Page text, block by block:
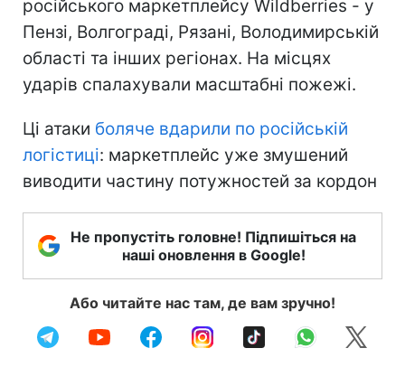
російського маркетплейсу Wildberries - у
Пензі, Волгограді, Рязані, Володимирській
області та інших регіонах. На місцях
ударів спалахували масштабні пожежі.
Ці атаки боляче вдарили по російській
логістиці: маркетплейс уже змушений
виводити частину потужностей за кордон
Не пропустіть головне! Підпишіться на
наші оновлення в Google!
Або читайте нас там, де вам зручно!